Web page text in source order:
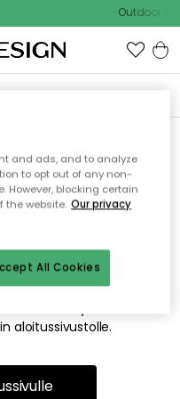
Outdoor
löydä
sivua
enää ole tai siitä, että se
tästä mahdollisesti
aloitussivustolle.
and ads, and to analyze
to opt out of any non-
However, blocking certain
the website. Our privacy
All Cookies